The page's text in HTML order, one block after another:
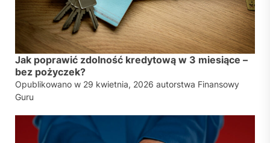
Jak poprawić zdolność kredytową w 3 miesiące –
bez pożyczek?
Opublikowano w 29 kwietnia, 2026 autorstwa Finansowy
Guru